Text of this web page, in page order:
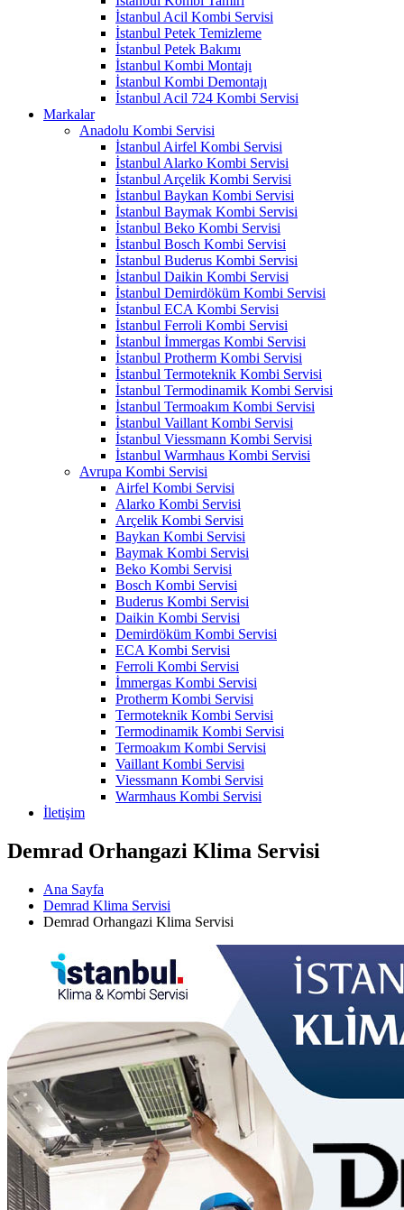
İstanbul Acil Kombi Servisi
İstanbul Petek Temizleme
İstanbul Petek Bakımı
İstanbul Kombi Montajı
İstanbul Kombi Demontajı
İstanbul Acil 724 Kombi Servisi
Markalar
Anadolu Kombi Servisi
İstanbul Airfel Kombi Servisi
İstanbul Alarko Kombi Servisi
İstanbul Arçelik Kombi Servisi
İstanbul Baykan Kombi Servisi
İstanbul Baymak Kombi Servisi
İstanbul Beko Kombi Servisi
İstanbul Bosch Kombi Servisi
İstanbul Buderus Kombi Servisi
İstanbul Daikin Kombi Servisi
İstanbul Demirdöküm Kombi Servisi
İstanbul ECA Kombi Servisi
İstanbul Ferroli Kombi Servisi
İstanbul İmmergas Kombi Servisi
İstanbul Protherm Kombi Servisi
İstanbul Termoteknik Kombi Servisi
İstanbul Termodinamik Kombi Servisi
İstanbul Termoakım Kombi Servisi
İstanbul Vaillant Kombi Servisi
İstanbul Viessmann Kombi Servisi
İstanbul Warmhaus Kombi Servisi
Avrupa Kombi Servisi
Airfel Kombi Servisi
Alarko Kombi Servisi
Arçelik Kombi Servisi
Baykan Kombi Servisi
Baymak Kombi Servisi
Beko Kombi Servisi
Bosch Kombi Servisi
Buderus Kombi Servisi
Daikin Kombi Servisi
Demirdöküm Kombi Servisi
ECA Kombi Servisi
Ferroli Kombi Servisi
İmmergas Kombi Servisi
Protherm Kombi Servisi
Termoteknik Kombi Servisi
Termodinamik Kombi Servisi
Termoakım Kombi Servisi
Vaillant Kombi Servisi
Viessmann Kombi Servisi
Warmhaus Kombi Servisi
İletişim
Demrad Orhangazi Klima Servisi
Ana Sayfa
Demrad Klima Servisi
Demrad Orhangazi Klima Servisi